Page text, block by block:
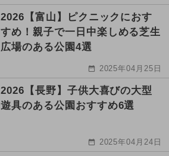
2026【富山】ピクニックにおす
すめ！親子で一日中楽しめる芝生
広場のある公園4選
2025年04月25日
2026【長野】子供大喜びの大型
遊具のある公園おすすめ6選
2025年04月24日